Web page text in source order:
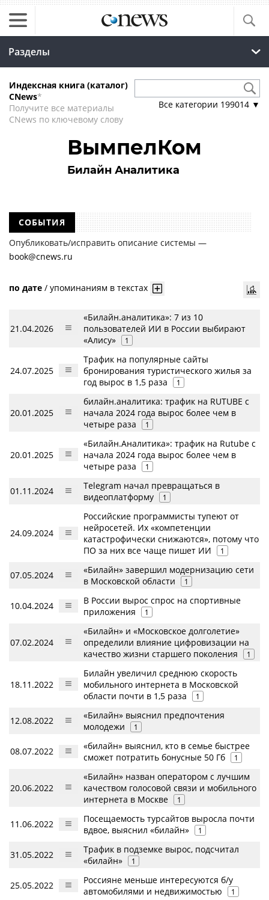
Разделы
Индексная книга (каталог)
CNews*
Получите все материалы
CNews по ключевому слову
Все категории 199014 ▼
ВымпелКом
Билайн Аналитика
СОБЫТИЯ
Опубликовать/исправить описание системы —
book@cnews.ru
по дате / упоминаниям в текстах
21.04.2026
«Билайн.аналитика»: 7 из 10
пользователей ИИ в России выбирают
«Алису»
1
24.07.2025
Трафик на популярные сайты
бронирования туристического жилья за
год вырос в 1,5 раза
1
20.01.2025
билайн.аналитика: трафик на RUTUBE с
начала 2024 года вырос более чем в
четыре раза
1
20.01.2025
«Билайн.Аналитика»: трафик на Rutube с
начала 2024 года вырос более чем в
четыре раза
1
01.11.2024
Telegram начал превращаться в
видеоплатформу
1
24.09.2024
Российские программисты тупеют от
нейросетей. Их «компетенции
катастрофически снижаются», потому что
ПО за них все чаще пишет ИИ
1
07.05.2024
«Билайн» завершил модернизацию сети
в Московской области
1
10.04.2024
В России вырос спрос на спортивные
приложения
1
07.02.2024
«Билайн» и «Московское долголетие»
определили влияние цифровизации на
качество жизни старшего поколения
1
18.11.2022
Билайн увеличил среднюю скорость
мобильного интернета в Московской
области почти в 1,5 раза
1
12.08.2022
«Билайн» выяснил предпочтения
молодежи
1
08.07.2022
«билайн» выяснил, кто в семье быстрее
сможет потратить бонусные 50 Гб
1
20.06.2022
«Билайн» назван оператором с лучшим
качеством голосовой связи и мобильного
интернета в Москве
1
11.06.2022
Посещаемость турсайтов выросла почти
вдвое, выяснил «билайн»
1
31.05.2022
Трафик в подземке вырос, подсчитал
«билайн»
1
25.05.2022
Россияне меньше интересуются б/у
автомобилями и недвижимостью
1